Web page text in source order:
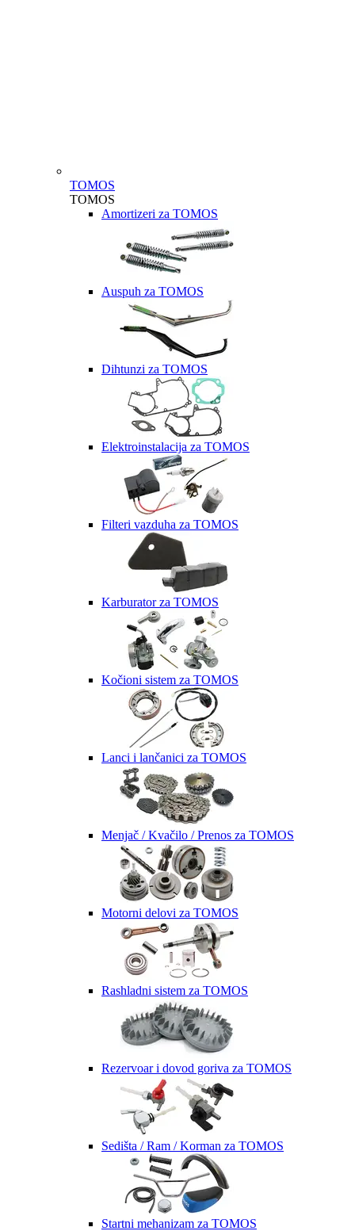
TOMOS
TOMOS
Amortizeri za TOMOS
Auspuh za TOMOS
Dihtunzi za TOMOS
Elektroinstalacija za TOMOS
Filteri vazduha za TOMOS
Karburator za TOMOS
Kočioni sistem za TOMOS
Lanci i lančanici za TOMOS
Menjač / Kvačilo / Prenos za TOMOS
Motorni delovi za TOMOS
Rashladni sistem za TOMOS
Rezervoar i dovod goriva za TOMOS
Sedišta / Ram / Korman za TOMOS
Startni mehanizam za TOMOS